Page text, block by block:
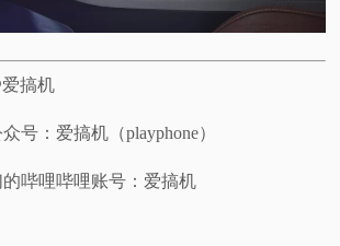
搞机
号：爱搞机（playphone）
哔哩哔哩账号：爱搞机